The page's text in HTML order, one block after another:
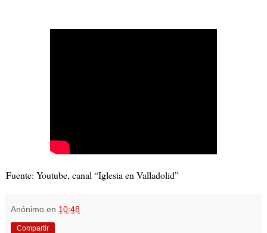
Fuente: Youtube, canal “Iglesia en Valladolid”
Anónimo en 10:48
Compartir